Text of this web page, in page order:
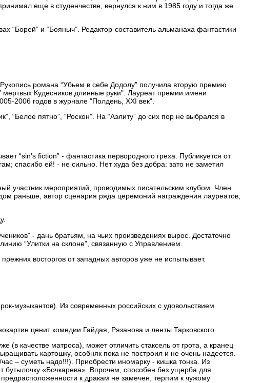
еще в студенчестве, вернулся к ним в 1985 году и тогда же
и “Бояныч”. Редактор-составитель альманаха фантастики
романа “Убьем в себе Додолу” получила вторую премию
Кудесников длинные руки". Лауреат премии имени
2006 годов в журнале "Полдень, XXI век".
“Белое пятно”, “Роскон”. На “Аэлиту” до сих пор не выбрался в
“sin's fiction” - фантастика первородного греха. Публикуется от
спасибо ей! - не сильно. Нет худа без добра: зато не заметил
участник мероприятий, проводимых писательским клубом. Член
раньше, автор сценария ряда церемоний награждения лауреатов,
- дань братьям, на чьих произведениях вырос. Достаточно
“Улитки на склоне”, связанную с Управлением.
восторгов от западных авторов уже не испытывает.
музыкантов). Из современных российских с удовольствием
ценит комедии Гайдая, Рязанова и ленты Тарковского.
качестве матроса), может отличить стаксель от грота, а кранец
картошку, особняк пока не построил и не очень надеется.
– суметь надо!!!). Приобрести иномарку - кишка тонка. Из
бутылочку «Бочкарева». Впрочем, способен без ущерба для
к дракам не замечен, терпим к чужому